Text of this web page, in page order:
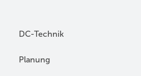
DC-Technik
Planung